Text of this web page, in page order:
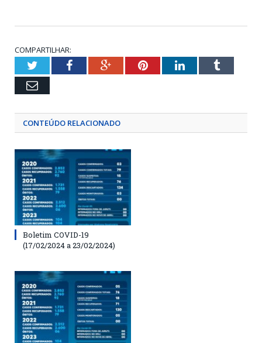
COMPARTILHAR:
TwitterFacebookGoogle+PinterestLinkedInTumblr
Email
CONTEÚDO RELACIONADO
Boletim COVID-19
(17/02/2024 a 23/02/2024)